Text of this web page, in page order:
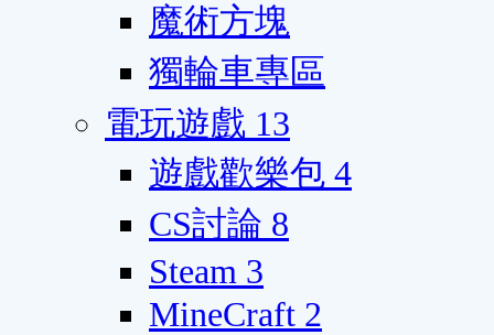
魔術方塊
獨輪車專區
電玩遊戲 13
遊戲歡樂包 4
CS討論 8
Steam 3
MineCraft 2